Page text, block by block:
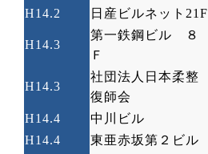
H14.2
日産ビルネット 21F
H14.3
第一鉄鋼ビル ８
Ｆ
H14.3
社団法人日本柔整
復師会
H14.4 中川ビル
H14.4
東亜赤坂第２ビル